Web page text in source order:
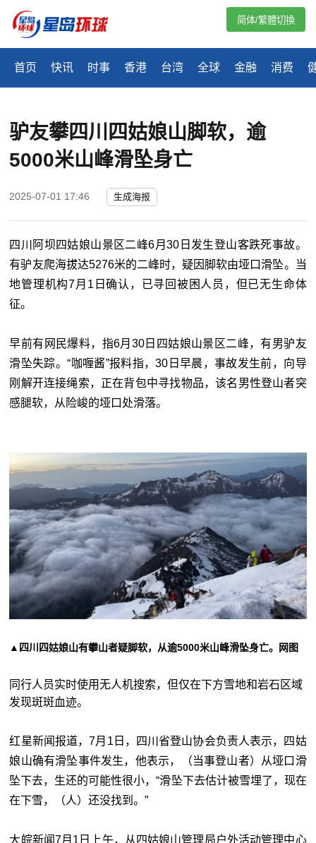
首页 快讯 时事 香港 台湾 全球 金融 消费
简体/繁體切換
驴友攀四川四姑娘山脚软，逾
5000米山峰滑坠身亡
2025-07-01 17:46 生成海报
四川阿坝四姑娘山景区二峰6月30日发生登山客跌死事故。
有驴友爬海拔达5276米的二峰时，疑因脚软由垭口滑坠。当
地管理机构7月1日确认，已寻回被困人员，但已无生命体
征。
早前有网民爆料，指6月30日四姑娘山景区二峰，有男驴友
滑坠失踪。“咖喱酱”报料指，30日早晨，事故发生前，向导
刚解开连接绳索，正在背包中寻找物品，该名男性登山者突
感腿软，从险峻的垭口处滑落。
▲四川四姑娘山有攀山者疑脚软，从逾5000米山峰滑坠身亡。网图
同行人员实时使用无人机搜索，但仅在下方雪地和岩石区域
发现斑斑血迹。
红星新闻报道，7月1日，四川省登山协会负责人表示，四姑
娘山确有滑坠事件发生，他表示，（当事登山者）从垭口滑
坠下去，生还的可能性很小，“滑坠下去估计被雪埋了，现在
在下雪，（人）还没找到。”
大皖新闻7月1日上午，从四姑娘山管理局户外活动管理中心